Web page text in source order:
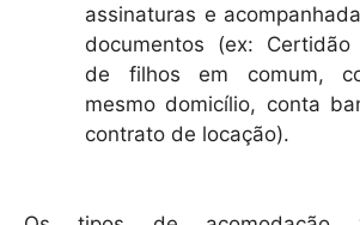
assinaturas e
documentos (ex:
de filhos em comum,
mesmo domicílio, conta
contrato de locação).